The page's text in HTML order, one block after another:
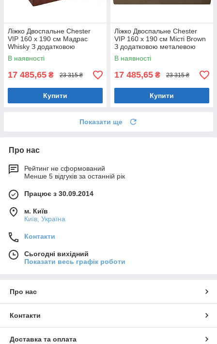
Ліжко Двоспальне Chester
VIP 160 х 190 см Мадрас
Whisky З додатковою
металевою цільнозварною
рамою Коричневий
В наявності
17 485,65 ₴ 23 315 ₴
Купити
Ліжко Двоспальне Chester
VIP 160 х 190 см Місті Brown
З додатковою металевою
цільнозварною рамою
Коричневий
В наявності
17 485,65 ₴ 23 315 ₴
Купити
Показати ще
Про нас
Рейтинг не сформований
Менше 5 відгуків за останній рік
Працює з 30.09.2014
м. Київ
Київ, Україна
Контакти
Сьогодні вихідний
Показати весь графік роботи
Про нас
Контакти
Доставка та оплата